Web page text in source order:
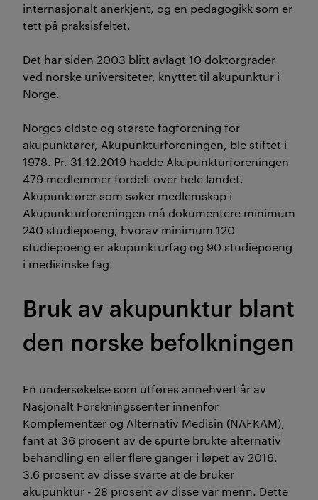
internasjonalt anerkjent, og en pedagogikk som er
tett på praksisfeltet.
Det har siden 2003 blitt avlagt 10 doktorgrader
ved norske universiteter, knyttet til akupunktur i
Norge.
Norges eldste og største fagforening for
akupunktører, Akupunkturforeningen, ble stiftet i
1978. Pr. 31.12.2019 hadde Akupunkturforeningen
479 medlemmer fordelt over hele landet.
Akupunktører som søker medlemskap i
Akupunkturforeningen må dokumentere minimum
240 studiepoeng, hvorav minimum 120
studiepoeng er akupunkturfag og 90 studiepoeng
i medisinske fag.
Bruk av akupunktur blant
den norske befolkningen
En undersøkelse som utføres annehvert år av
Nasjonalt Forskningssenter innenfor
Komplementær og Alternativ Medisin (NAFKAM),
fant at 36 prosent av de spurte brukte alternativ
behandling en eller flere ganger i løpet av 2016,
3,6 prosent av disse svarte at de bruker
akupunktur - 28 prosent av disse var menn. Dette